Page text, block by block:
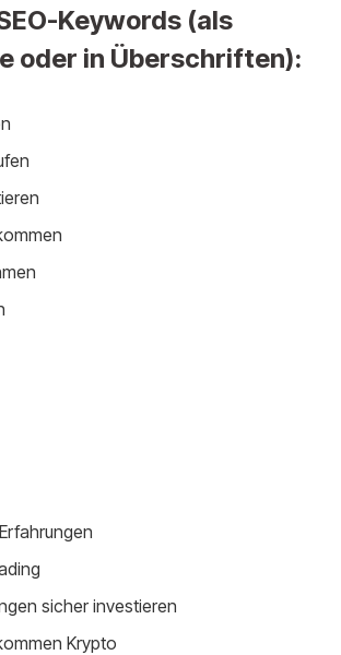
Keywords (als
oder in Überschriften):
sicher investieren
Krypto